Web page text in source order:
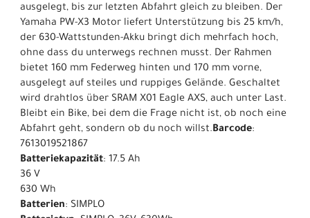
ausgelegt, bis zur letzten Abfahrt gleich zu bleiben. Der
Yamaha PW-X3 Motor liefert Unterstützung bis 25 km/h,
der 630-Wattstunden-Akku bringt dich mehrfach hoch,
ohne dass du unterwegs rechnen musst. Der Rahmen
bietet 160 mm Federweg hinten und 170 mm vorne,
ausgelegt auf steiles und ruppiges Gelände. Geschaltet
wird drahtlos über SRAM X01 Eagle AXS, auch unter Last.
Bleibt ein Bike, bei dem die Frage nicht ist, ob noch eine
Abfahrt geht, sondern ob du noch willst.Barcode:
7613019521867
Batteriekapazität: 17.5 Ah
36 V
630 Wh
Batterien: SIMPLO